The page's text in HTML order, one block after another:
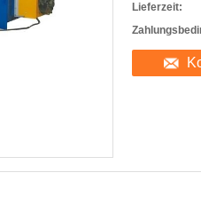
Lieferzeit: